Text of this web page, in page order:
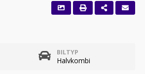
BILTYP
Halvkombi